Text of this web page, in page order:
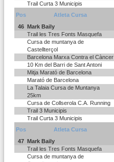
Trail Curta 3 Municipis
Pos
Atleta Cursa
46 Mark Baily
Trail les Tres Fonts Masquefa
Cursa de muntanya de
Castellterçol
Barcelona Marxa Contra el Càncer
10 Km del Barri de Sant Antoni
Mitja Marató de Barcelona
Marató de Barcelona
La Talaia Cursa de Muntanya
25km
Cursa de Collserola C.A. Running
Trail 3 Municipis
Trail Curta 3 Municipis
Pos
Atleta Cursa
47 Mark Baily
Trail les Tres Fonts Masquefa
Cursa de muntanya de